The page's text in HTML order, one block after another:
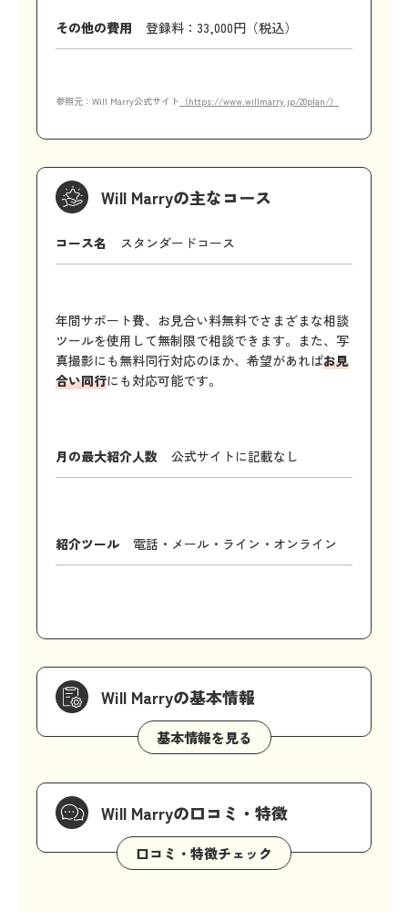
その他の費用 登録料：33,000円（税込）
参照元：Will Marry公式サイト （https://www.willmarry.jp/20plan/）
Will Marryの主なコース
コース名 スタンダードコース
年間サポート費、お見合い料無料でさまざまな相談
ツールを使用して無制限で相談できます。また、写
真撮影にも無料同行対応のほか、希望があればお見
合い同行にも対応可能です。
月の最大紹介人数 公式サイトに記載なし
紹介ツール 電話・メール・ライン・オンライン
Will Marryの基本情報
Will Marryの口コミ・特徴